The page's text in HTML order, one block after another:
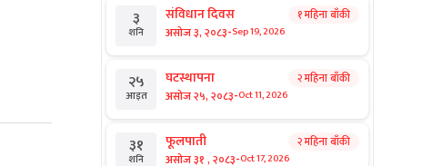
३
शनि
संविधान दिवस
असोज ३, २०८३-Sep 19, 2026
१ महिना बाँकी
२५
आइत
घटस्थापना
असोज २५, २०८३-Oct 11, 2026
२ महिना बाँकी
३१
शनि
फूलपाती
असोज ३१ , २०८३-Oct 17, 2026
२ महिना बाँकी